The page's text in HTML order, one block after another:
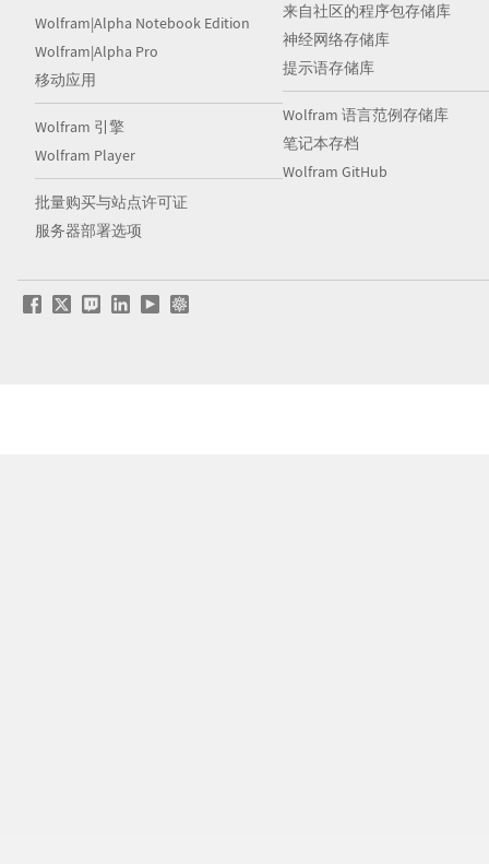
Wolfram|Alpha Notebook Edition
Wolfram|Alpha Pro
移动应用
Wolfram 引擎
Wolfram Player
批量购买与站点许可证
服务器部署选项
来自社区的程序包存储库
神经网络存储库
提示语存储库
Wolfram 语言范例存储库
笔记本存档
Wolfram GitHub